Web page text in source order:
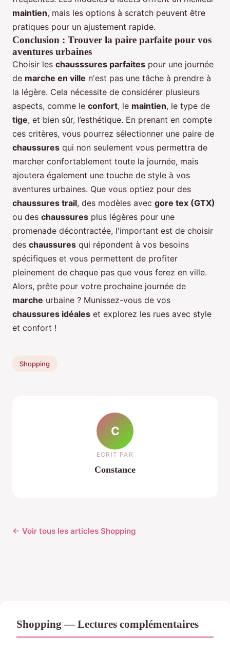
maintien, mais les options à scratch peuvent être
pratiques pour un ajustement rapide.
Conclusion : Trouver la paire parfaite pour vos
aventures urbaines
Choisir les chausssures parfaites pour une journée
de marche en ville n'est pas une tâche à prendre à
la légère. Cela nécessite de considérer plusieurs
aspects, comme le confort, le maintien, le type de
tige, et bien sûr, l’esthétique. En prenant en compte
ces critères, vous pourrez sélectionner une paire de
chaussures qui non seulement vous permettra de
marcher confortablement toute la journée, mais
ajoutera également une touche de style à vos
aventures urbaines. Que vous optiez pour des
chaussures trail, des modèles avec gore tex (GTX)
ou des chaussures plus légères pour une
promenade décontractée, l'important est de choisir
des chaussures qui répondent à vos besoins
spécifiques et vous permettent de profiter
pleinement de chaque pas que vous ferez en ville.
Alors, prête pour votre prochaine journée de
marche urbaine ? Munissez-vous de vos
chaussures idéales et explorez les rues avec style
et confort !
Shopping
C
ECRIT PAR
Constance
← Voir tous les articles Shopping
Shopping — Lectures complémentaires